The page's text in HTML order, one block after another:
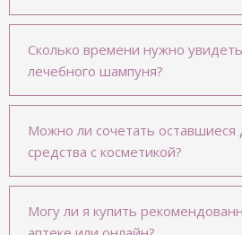
Сколько времени нужно
лечебного шампуня?
Можно ли сочетать
средства с косметикой?
Могу ли я купить